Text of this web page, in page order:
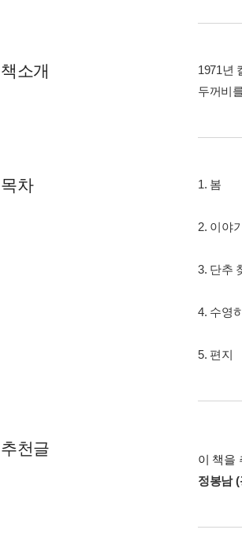
책소개
1971년
두꺼비
목차 1. 봄
2. 이야
3. 단추
4. 수영
5. 편지
추천글
이 책을
정봉남